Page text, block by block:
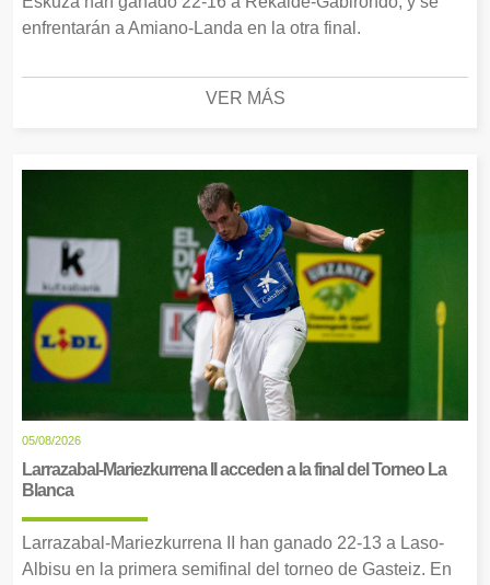
enfrentarán a Amiano-Landa en la otra final.
VER MÁS
05/08/2026
Larrazabal-Mariezkurrena II acceden a la final del Torneo La
Blanca
Larrazabal-Mariezkurrena II han ganado 22-13 a Laso-
Albisu en la primera semifinal del torneo de Gasteiz. En